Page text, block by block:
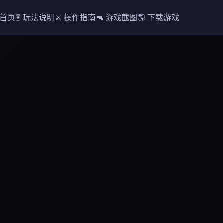
页🖲️ 玩法说明⚔️ 操作指南🔫 游戏截图🌎 下载游戏